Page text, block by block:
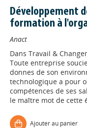
Développement
formation à
Anact
Dans Travail &
Toute entreprise
donnes de son
technologique a pour
compétences de ses
le maître mot de cette
Ajouter au panier
Appels